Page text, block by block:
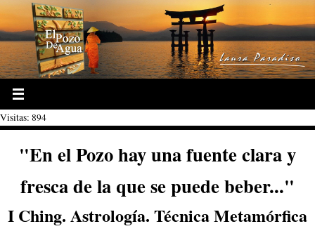
Ir
al
contenido
Visitas: 894
"En el Pozo hay una fuente clara y
fresca de la que se puede beber..."
I Ching. Astrología. Técnica Metamórfica